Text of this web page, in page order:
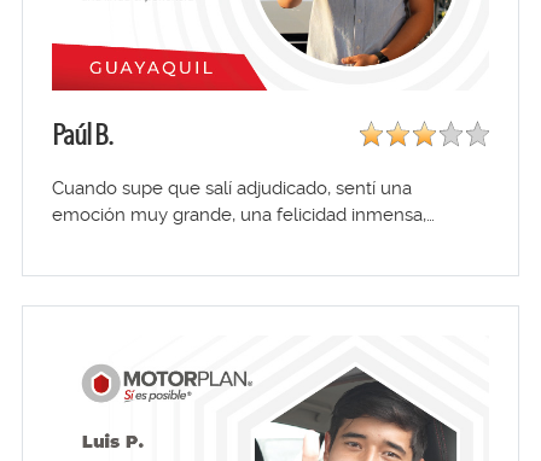
Paúl B.
Cuando supe que salí adjudicado, sentí una
emoción muy grande, una felicidad inmensa,…